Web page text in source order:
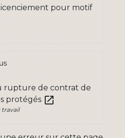
pour motif
rupture de contrat de
protégés open_in_new
travail